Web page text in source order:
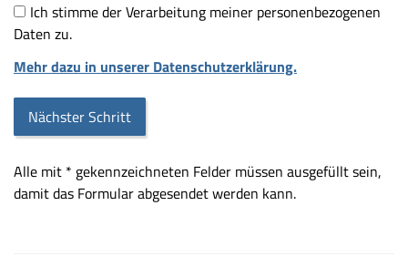
Ich stimme der Verarbeitung meiner personenbezogenen
Daten zu.
Mehr dazu in unserer Datenschutzerklärung.
Alle mit * gekennzeichneten Felder müssen ausgefüllt sein,
damit das Formular abgesendet werden kann.